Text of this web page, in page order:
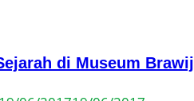
di Museum